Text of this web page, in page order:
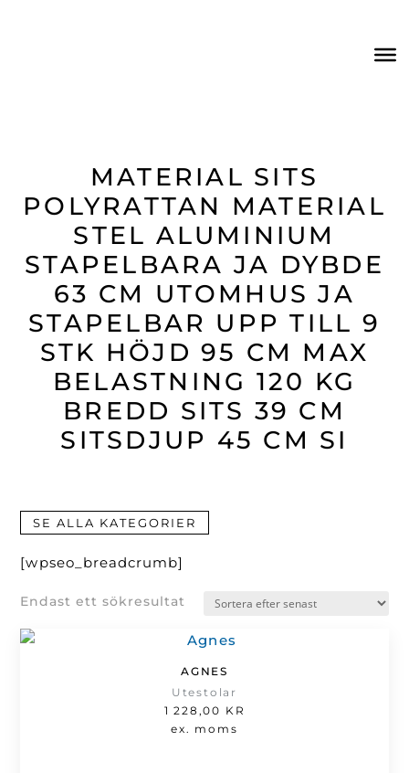
MATERIAL SITS
POLYRATTAN MATERIAL
STEL ALUMINIUM
STAPELBARA JA DYBDE
63 CM UTOMHUS JA
STAPELBAR UPP TILL 9
STK HÖJD 95 CM MAX
BELASTNING 120 KG
BREDD SITS 39 CM
SITSDJUP 45 CM SI
SE ALLA KATEGORIER
[wpseo_breadcrumb]
Endast ett sökresultat
AGNES
Utestolar
1 228,00 KR
ex. moms